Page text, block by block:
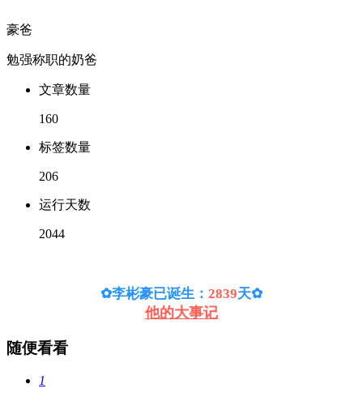
豪爸
勉强称职的奶爸
文章数量
160
标签数量
206
运行天数
2044
✿李彬豪已诞生： 2839天✿
他的大事记
随便看看
1